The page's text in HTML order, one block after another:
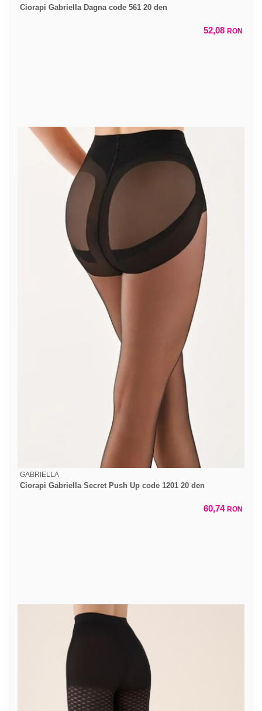
Ciorapi Gabriella Dagna code 561 20 den
52,08 RON
GABRIELLA
Ciorapi Gabriella Secret Push Up code 1201 20 den
60,74 RON